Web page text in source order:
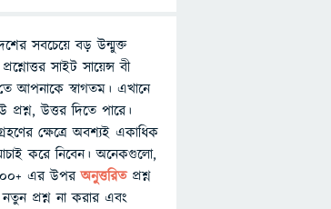
সবচেয়ে বড় উন্মুক্ত
প্রশ্নোত্তর সাইট সায়েন্স বী
আপনাকে স্বাগতম। এখানে
প্রশ্ন, উত্তর দিতে পারে।
ক্ষেত্রে অবশ্যই একাধিক
করে নিবেন। অনেকগুলো,
এর উপরঅনুত্তরিতপ্রশ্ন
প্রশ্ন না করার এবং